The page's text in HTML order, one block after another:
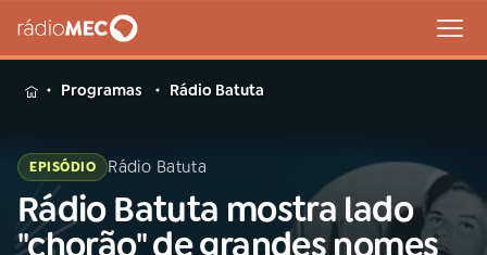
MENU
Buscar
na
Programas Rádio Batuta
EPISÓDIO Rádio Batuta
Rádio Batuta mostra lado
"chorão" de grandes nomes